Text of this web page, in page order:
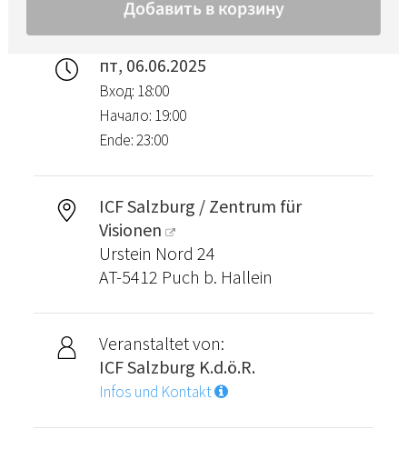
пт, 06.06.2025
Вход: 18:00
Начало: 19:00
Ende: 23:00
ICF Salzburg / Zentrum für
Visionen
Urstein Nord 24
AT-5412 Puch b. Hallein
Veranstaltet von:
ICF Salzburg K.d.ö.R.
Infos und Kontakt